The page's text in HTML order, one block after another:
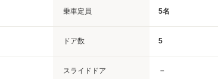
乗車定員 5名
ドア数 5
スライドドア －